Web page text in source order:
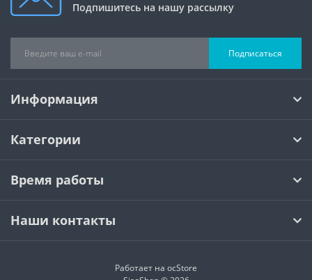
Подпишитесь на нашу рассылку
Подписаться
Информация
Категории
Время работы
Наши контакты
Работает на ocStore